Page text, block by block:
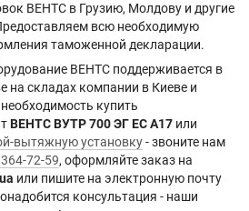
ВЕНТС в Грузию, Молдову и другие
всю необходимую
таможенной декларации.
ВЕНТС поддерживается в
на складах компании в Киеве и
купить
ВЕНТС ВУТР 700 ЭГ EC А17 или
вытяжную установку- звоните нам
72-59, оформляйте заказ на
или пишите на электронную почту
консультация - наши